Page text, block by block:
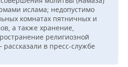
ислама; недопустимо
комнатах пятничных и
а также хранение,
религиозной
в пресс-службе